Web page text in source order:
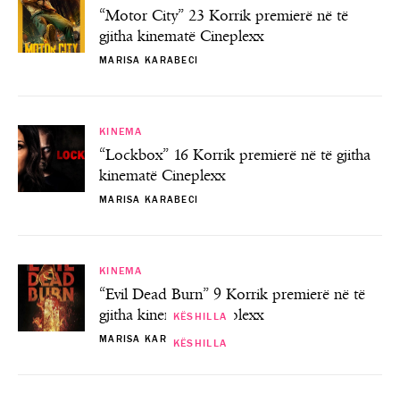
“Motor City” 23 Korrik premierë në të
gjitha kinematë Cineplexx
MARISA KARABECI
KINEMA
“Lockbox” 16 Korrik premierë në të gjitha
kinematë Cineplexx
MARISA KARABECI
KINEMA
“Evil Dead Burn” 9 Korrik premierë në të
gjitha kinematë Cineplexx
MARISA KARABECIKËSHILLA
KËSHILLA
KËSHILLA
KËSHILLA